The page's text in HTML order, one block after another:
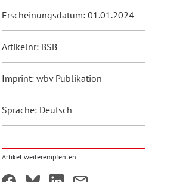
Erscheinungsdatum: 01.01.2024
Artikelnr: BSB
Imprint: wbv Publikation
Sprache: Deutsch
Artikel weiterempfehlen